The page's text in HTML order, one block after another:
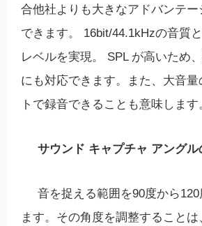
合他社よりも大きなアドバンテ
できます。 16bit/44.1kHzの音質
レベルを実現。 SPL が高いため
にも対応できます。また、大音
トで録音できることも意味します
サウンド キャプチャ アングル
音を捉える範囲を90度から
ます。その角度を調整すること